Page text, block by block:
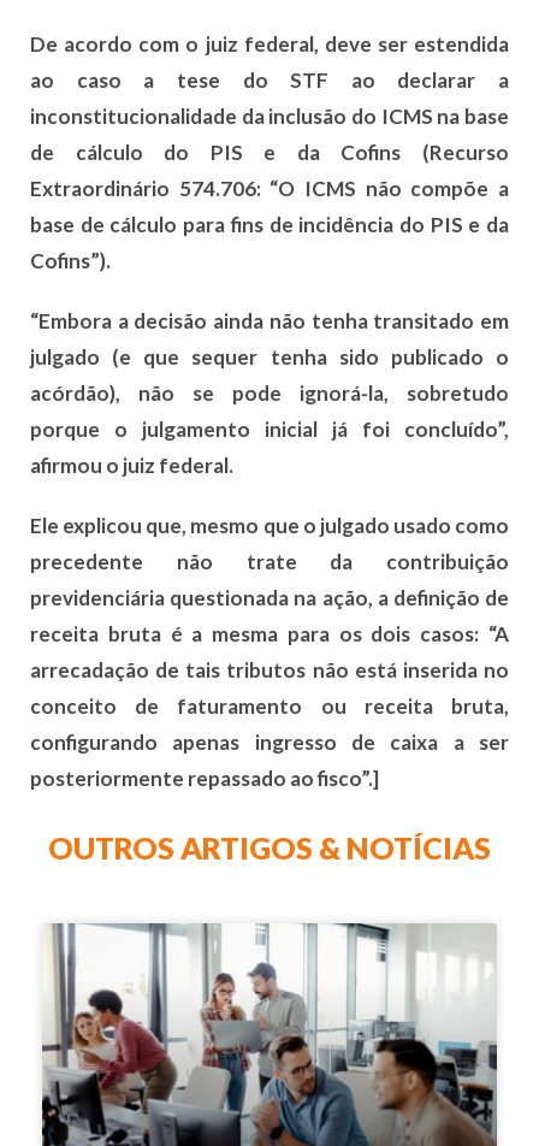
De acordo com o juiz federal, deve ser estendida
ao caso a tese do STF ao declarar a
inconstitucionalidade da inclusão do ICMS na base
de cálculo do PIS e da Cofins (Recurso
Extraordinário 574.706: “O ICMS não compõe a
base de cálculo para fins de incidência do PIS e da
Cofins”).
“Embora a decisão ainda não tenha transitado em
julgado (e que sequer tenha sido publicado o
acórdão), não se pode ignorá-la, sobretudo
porque o julgamento inicial já foi concluído”,
afirmou o juiz federal.
Ele explicou que, mesmo que o julgado usado como
precedente não trate da contribuição
previdenciária questionada na ação, a definição de
receita bruta é a mesma para os dois casos: “A
arrecadação de tais tributos não está inserida no
conceito de faturamento ou receita bruta,
configurando apenas ingresso de caixa a ser
posteriormente repassado ao fisco”.]
OUTROS ARTIGOS & NOTÍCIAS